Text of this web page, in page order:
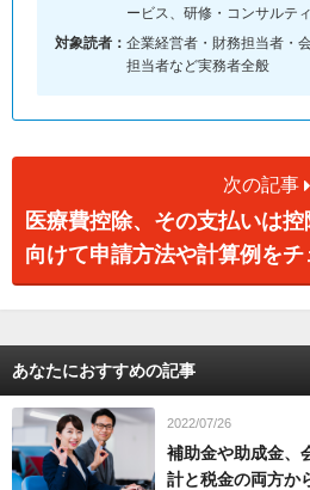
ービス、研修・コンサルテ
対象読者： 企業経営者・財務担当者・
担当者など実務者全般
次の記事
医療費控除、その支払いは
向けて申請方法や計算例をチ
あなたにおすすめの記事
2022/07/26
補助金や助成金、
計と税金の両方か